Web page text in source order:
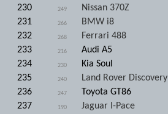
230
249 Nissan 370Z
231
266 BMW i8
232
268 Ferrari 488
233
216 Audi A5
234
230 Kia Soul
235
240 Land Rover Discovery
236
247 Toyota GT86
237
190 Jaguar I-Pace